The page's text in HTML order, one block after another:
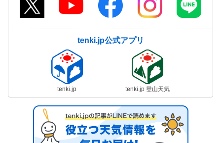
tenki.jp公式アプリ
tenki.jp tenki.jp 登山天気